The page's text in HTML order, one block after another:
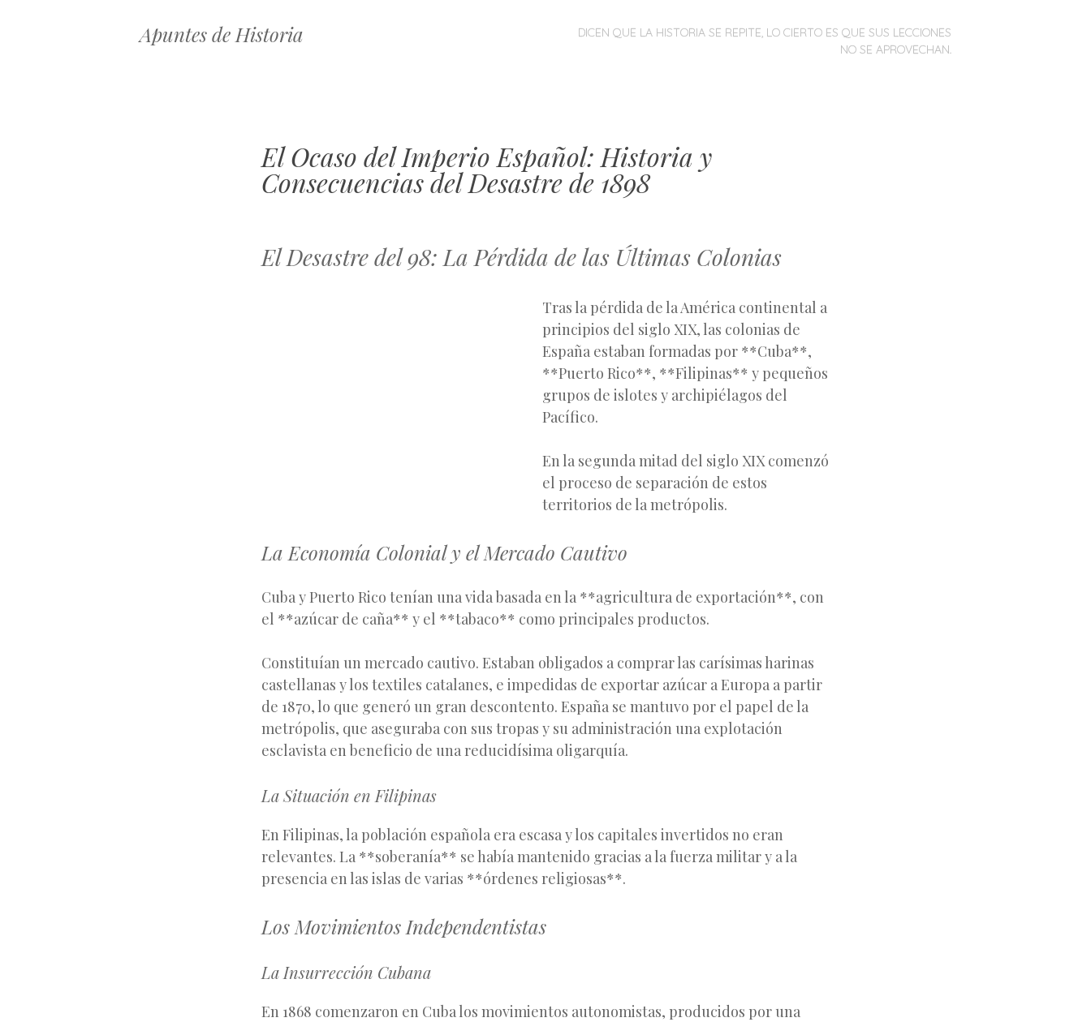
Apuntes de Historia MENÚ
SALTARDICEN QUE LA HISTORIA SE REPITE, LO CIERTO ES QUE SUS LECCIONES
NO SE APROVECHAN.
El Ocaso del Imperio Español: Historia y
Consecuencias del Desastre de 1898
El Desastre del 98: La Pérdida de las Últimas Colonias
Tras la pérdida de la América continental a
principios del siglo XIX, las colonias de
España estaban formadas por **Cuba**,
**Puerto Rico**, **Filipinas** y pequeños
grupos de islotes y archipiélagos del
Pacífico.
En la segunda mitad del siglo XIX comenzó
el proceso de separación de estos
territorios de la metrópolis.
La Economía Colonial y el Mercado Cautivo
Cuba y Puerto Rico tenían una vida basada en la **agricultura de exportación**, con
el **azúcar de caña** y el **tabaco** como principales productos.
Constituían un mercado cautivo. Estaban obligados a comprar las carísimas harinas
castellanas y los textiles catalanes, e impedidas de exportar azúcar a Europa a partir
de 1870, lo que generó un gran descontento. España se mantuvo por el papel de la
metrópolis, que aseguraba con sus tropas y su administración una explotación
esclavista en beneficio de una reducidísima oligarquía.
La Situación en Filipinas
En Filipinas, la población española era escasa y los capitales invertidos no eran
relevantes. La **soberanía** se había mantenido gracias a la fuerza militar y a la
presencia en las islas de varias **órdenes religiosas**.
Los Movimientos Independentistas
La Insurrección Cubana
En 1868 comenzaron en Cuba los movimientos autonomistas, producidos por una